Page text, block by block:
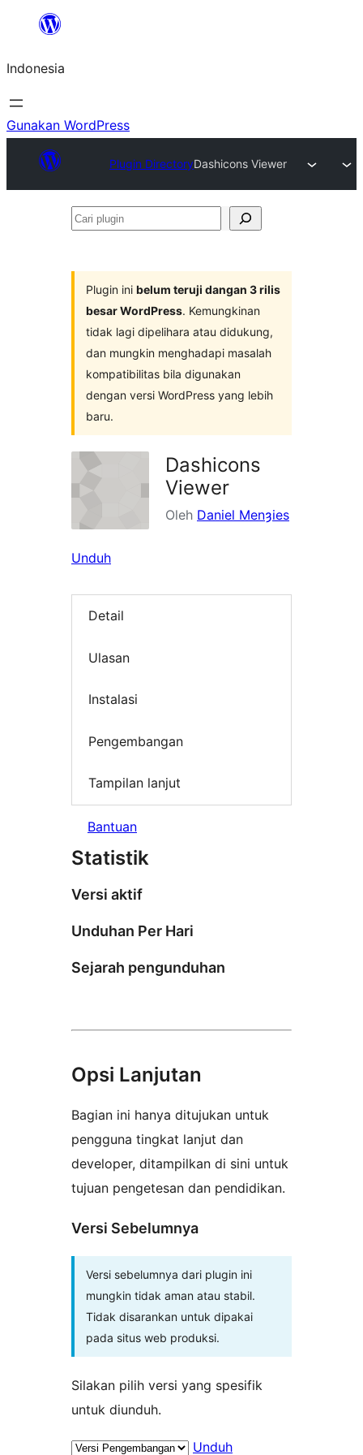
Lewati
konten
Indonesia
Gunakan WordPress
Plugin DirectoryDashicons Viewer
Cari
Plugin ini belum teruji dangan 3 rilis
besar WordPress. Kemungkinan
tidak lagi dipelihara atau didukung,
dan mungkin menghadapi masalah
kompatibilitas bila digunakan
dengan versi WordPress yang lebih
baru.
Dashicons
Viewer
Oleh Daniel Menȝies
Unduh
Detail
Ulasan
Instalasi
Pengembangan
Tampilan lanjut
Bantuan
Statistik
Versi aktif
Unduhan Per Hari
Sejarah pengunduhan
Opsi Lanjutan
Bagian ini hanya ditujukan untuk
pengguna tingkat lanjut dan
developer, ditampilkan di sini untuk
tujuan pengetesan dan pendidikan.
Versi Sebelumnya
Versi sebelumnya dari plugin ini
mungkin tidak aman atau stabil.
Tidak disarankan untuk dipakai
pada situs web produksi.
Silakan pilih versi yang spesifik
untuk diunduh.
Unduh